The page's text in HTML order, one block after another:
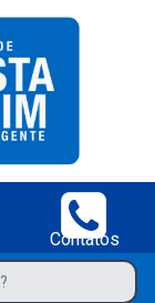
Tupim-BA
do Tupim-BA;
Contatos
do Tupim-BA